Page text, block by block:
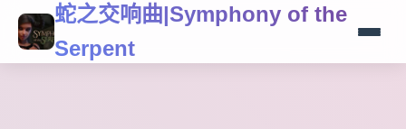
蛇之交响曲|Symphony of the
Serpent